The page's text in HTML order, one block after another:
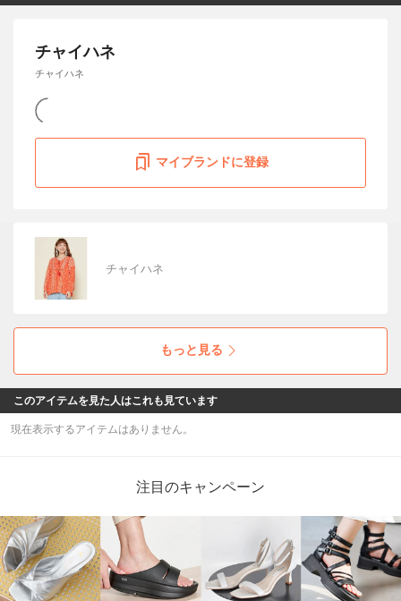
チャイハネ
チャイハネ
マイブランドに登録
チャイハネ
もっと見る
このアイテムを見た人はこれも見ています
現在表示するアイテムはありません。
注目のキャンペーン